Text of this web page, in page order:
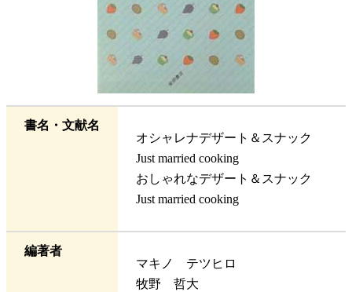
書名・文献名
オシャレナデザート＆スナック
Just married cooking
おしゃれなデザート＆スナック
Just married cooking
編著者
マキノ テツヒロ
牧野 哲大